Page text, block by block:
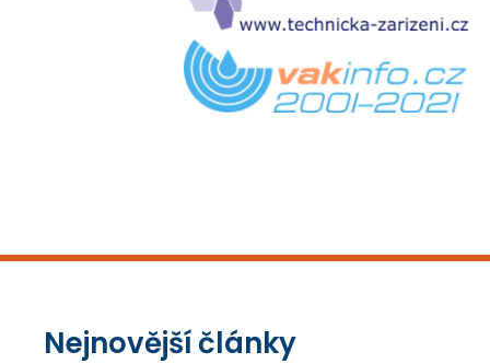
Nejnovější články